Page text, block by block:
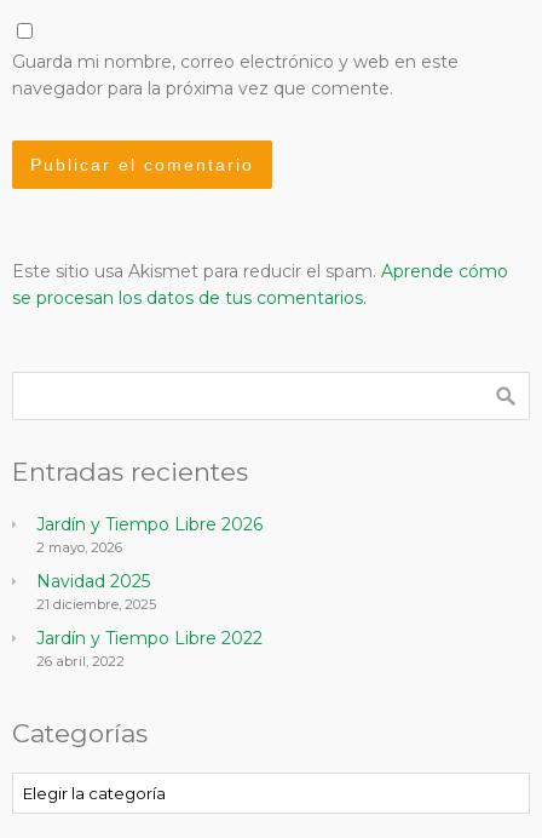
Guarda mi nombre, correo electrónico y web en este
navegador para la próxima vez que comente.
Este sitio usa Akismet para reducir el spam. Aprende cómo
se procesan los datos de tus comentarios.
Entradas recientes
Jardín y Tiempo Libre 2026
2 mayo, 2026
Navidad 2025
21 diciembre, 2025
Jardín y Tiempo Libre 2022
26 abril, 2022
Categorías
Categorías